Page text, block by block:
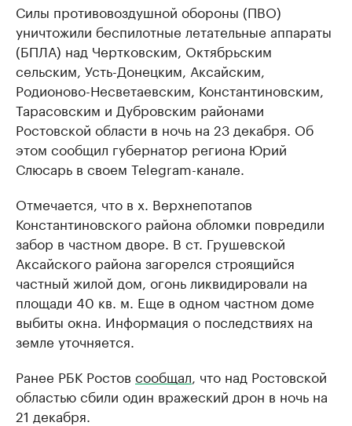
Силы противовоздушной обороны (ПВО)
уничтожили беспилотные летательные аппараты
(БПЛА) над Чертковским, Октябрьским
сельским, Усть-Донецким, Аксайским,
Родионово-Несветаевским, Константиновским,
Тарасовским и Дубровским районами
Ростовской области в ночь на 23 декабря. Об
этом сообщил губернатор региона Юрий
Слюсарь в своем Telegram-канале.
Отмечается, что в х. Верхнепотапов
Константиновского района обломки повредили
забор в частном дворе. В ст. Грушевской
Аксайского района загорелся строящийся
частный жилой дом, огонь ликвидировали на
площади 40 кв. м. Еще в одном частном доме
выбиты окна. Информация о последствиях на
земле уточняется.
Ранее РБК Ростов сообщал , что над Ростовской
областью сбили один вражеский дрон в ночь на
21 декабря.